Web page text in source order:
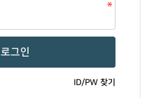
로그인
ID/PW 찾기